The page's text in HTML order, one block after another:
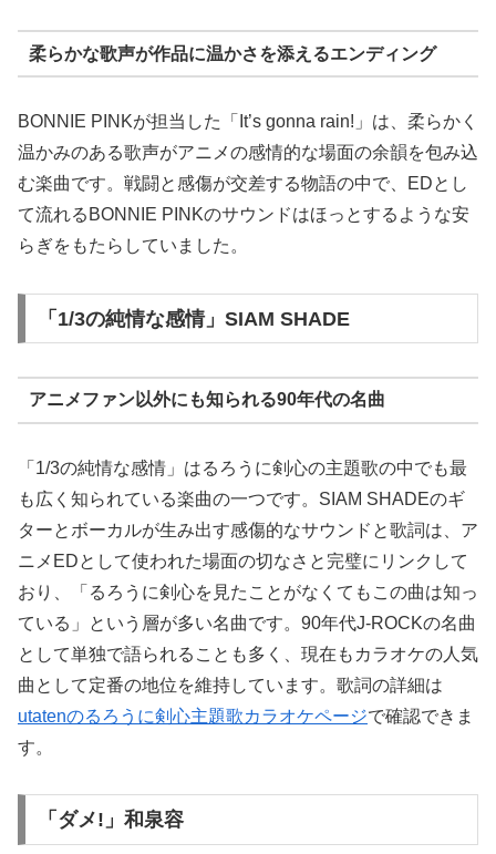
柔らかな歌声が作品に温かさを添えるエンディング
BONNIE PINKが担当した「It’s gonna rain!」は、柔らかく
温かみのある歌声がアニメの感情的な場面の余韻を包み込
む楽曲です。戦闘と感傷が交差する物語の中で、EDとし
て流れるBONNIE PINKのサウンドはほっとするような安
らぎをもたらしていました。
「1/3の純情な感情」SIAM SHADE
アニメファン以外にも知られる90年代の名曲
「1/3の純情な感情」はるろうに剣心の主題歌の中でも最
も広く知られている楽曲の一つです。SIAM SHADEのギ
ターとボーカルが生み出す感傷的なサウンドと歌詞は、ア
ニメEDとして使われた場面の切なさと完璧にリンクして
おり、「るろうに剣心を見たことがなくてもこの曲は知っ
ている」という層が多い名曲です。90年代J-ROCKの名曲
として単独で語られることも多く、現在もカラオケの人気
曲として定番の地位を維持しています。歌詞の詳細は
utatenのるろうに剣心主題歌カラオケページで確認できま
す。
「ダメ!」和泉容